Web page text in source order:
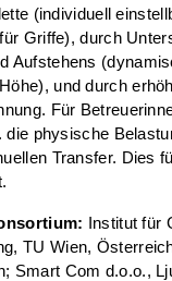
(individuell
Griffe), durch
Aufstehens
und durch
Für
die physische
Transfer. Dies
Institut für
TU Wien,
Smart Com d.o.o.,